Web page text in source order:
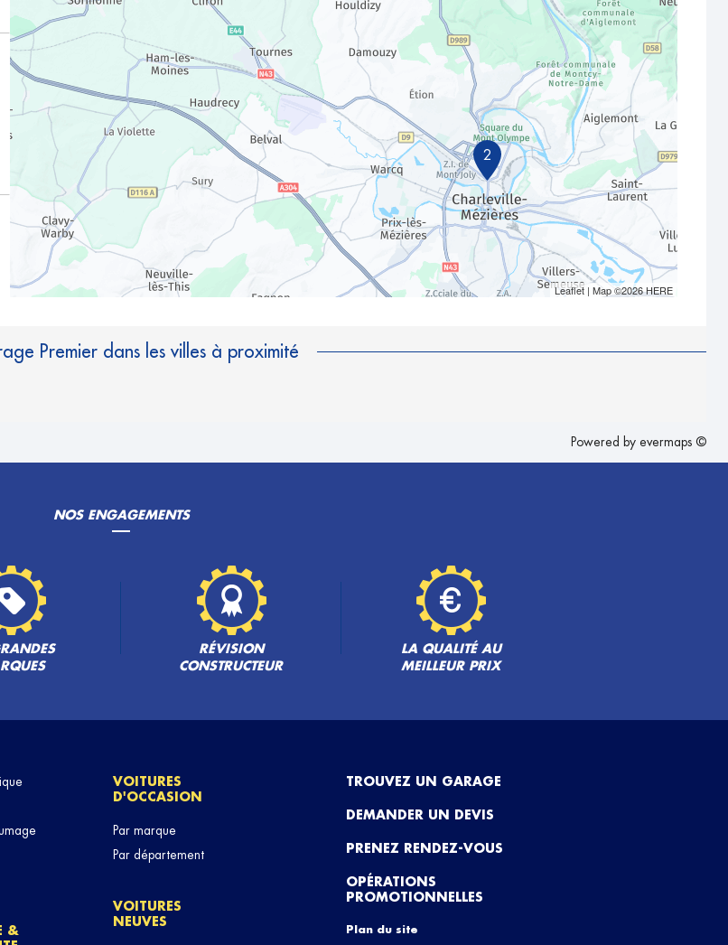
2
Leaflet| Map ©2026HERE
Premier dans les villes à proximité
Powered by evermaps ©
NOS ENGAGEMENTS
RÉVISION
CONSTRUCTEUR
LA QUALITÉ AU
MEILLEUR PRIX
&
VOITURES
D'OCCASION
Par marque
Par département
VOITURES
NEUVES
TROUVEZ UN GARAGE
DEMANDER UN DEVIS
PRENEZ RENDEZ-VOUS
OPÉRATIONS
PROMOTIONNELLES
Plan du site